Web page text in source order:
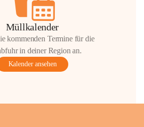
Müllkalender
kommenden Termine für die
in deiner Region an.
Kalender ansehen